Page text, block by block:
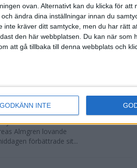
ovan. Alternativt kan du klicka för att
ändra dina inställningar innan du
kräver ditt samtycke, men du har rätt
den här webbplatsen. Du kan när som
att gå tillbaka till denna webbplats och
GODKÄNN INTE
äldsta och största
på Stockholms
formen
den 13-21
Almgren lovande
förbättrade sit...